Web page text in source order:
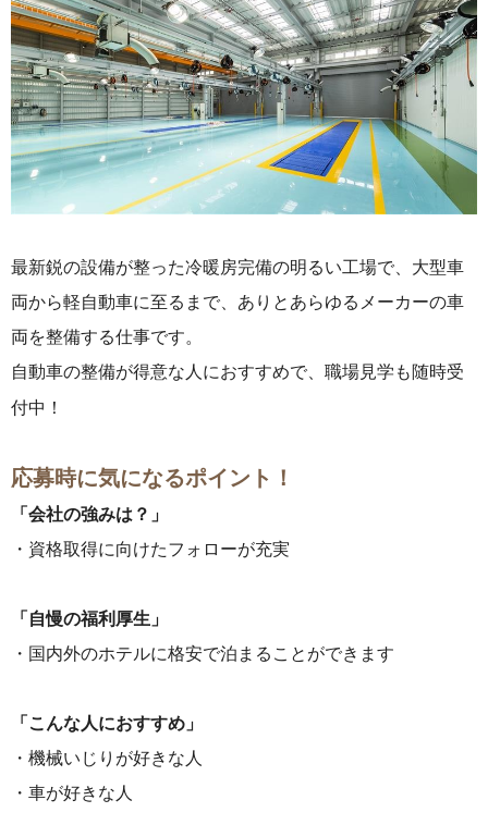
最新鋭の設備が整った冷暖房完備の明るい工場で、大型車
両から軽自動車に至るまで、ありとあらゆるメーカーの車
両を整備する仕事です。
自動車の整備が得意な人におすすめで、職場見学も随時受
付中！
応募時に気になるポイント！
「会社の強みは？」
・資格取得に向けたフォローが充実
「自慢の福利厚生」
・国内外のホテルに格安で泊まることができます
「こんな人におすすめ」
・機械いじりが好きな人
・車が好きな人